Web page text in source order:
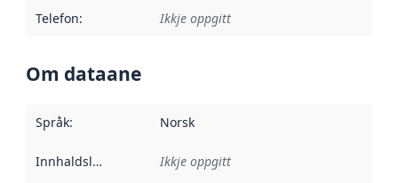
Telefon: Ikkje oppgitt
Om dataane
Språk: Norsk
Innhaldsleverandørar :
Ikkje oppgitt